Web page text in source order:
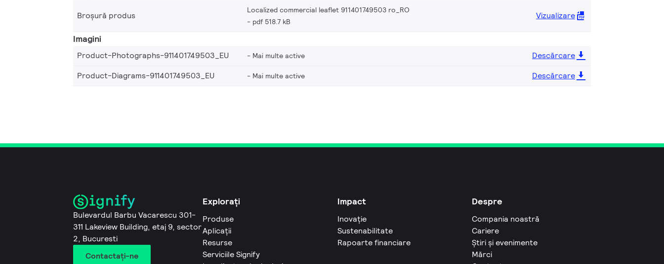
Broșură produs
Localized commercial leaflet 911401749503 ro_RO
pdf 518.7 kB
Vizualizare
Imagini
Product-Photographs-911401749503_EU Mai multe active
Descărcare
Product-Diagrams-911401749503_EU
Mai multe active Descărcare
Bulevardul Barbu Vacarescu 301-
311 Lakeview Building, etaj 9, sector
2, Bucuresti
Contactaţi-ne
Explorați
Produse
Aplicații
Resurse
Serviciile Signify
Impact
Inovație
Sustenabilitate
Rapoarte financiare
Despre
Compania noastră
Cariere
Știri și evenimente
Mărci